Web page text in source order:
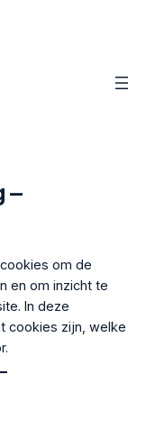
–
om de
en om inzicht te
In deze
cookies zijn, welke